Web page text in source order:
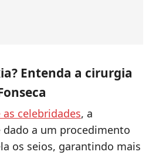
Entenda a cirurgia
celebridades, a
a um procedimento
os seios, garantindo mais